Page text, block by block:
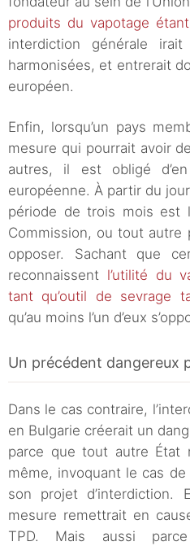
produits du vapotage
interdiction générale
harmonisées, et entrerait
européen.
Enfin, lorsqu’un pays
mesure qui pourrait avoir
autres, il est obligé
européenne. À partir du
période de trois mois est
Commission, ou tout autre
opposer. Sachant que
reconnaissent l’utilité du
tant qu’outil de sevrage
qu’au moins l’un d’eux
Un précédent dangereux
Dans le cas contraire,
en Bulgarie créerait un
parce que tout autre État
même, invoquant le cas
son projet d’interdiction.
mesure remettrait en
TPD. Mais aussi